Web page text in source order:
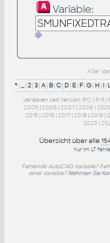
Variable:
Alle
*| _|2|3|A| B|C| D| E| F|G| H| I|
Variablen seit Version: R12 | R13 |
2005 | 2006| 2007| 2008|
2015 | 2016| 2017| 2018| 2019|
2025 |
Übersicht über alle
nur im LT
Fehlende AutoCAD-Variable?
einer Variable? Nehmen Sie